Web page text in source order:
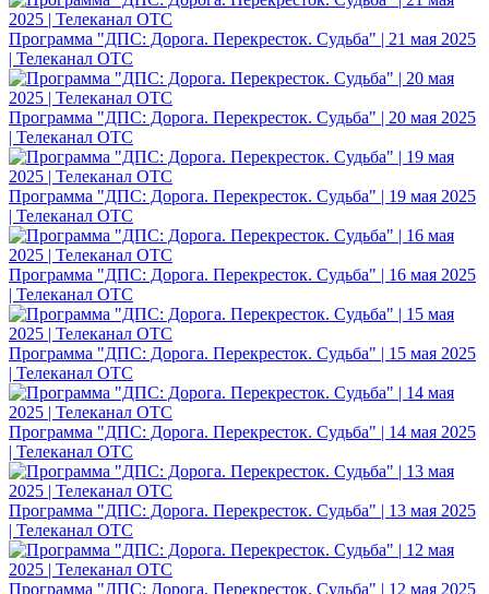
Программа "ДПС: Дорога. Перекресток. Судьба" | 21 мая 2025
| Телеканал ОТС
Программа "ДПС: Дорога. Перекресток. Судьба" | 20 мая 2025
| Телеканал ОТС
Программа "ДПС: Дорога. Перекресток. Судьба" | 19 мая 2025
| Телеканал ОТС
Программа "ДПС: Дорога. Перекресток. Судьба" | 16 мая 2025
| Телеканал ОТС
Программа "ДПС: Дорога. Перекресток. Судьба" | 15 мая 2025
| Телеканал ОТС
Программа "ДПС: Дорога. Перекресток. Судьба" | 14 мая 2025
| Телеканал ОТС
Программа "ДПС: Дорога. Перекресток. Судьба" | 13 мая 2025
| Телеканал ОТС
Программа "ДПС: Дорога. Перекресток. Судьба" | 12 мая 2025